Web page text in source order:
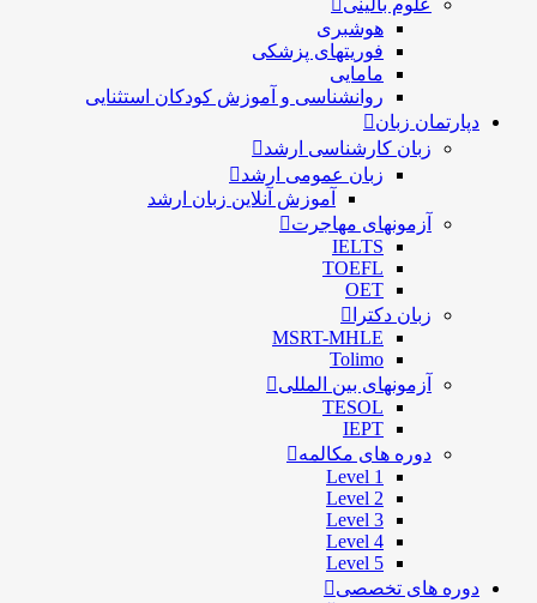
علوم بالینی
هوشبری
فوریتهای پزشکی
مامایی
روانشناسی و آموزش کودکان استثنایی
دپارتمان زبان
زبان کارشناسی ارشد
زبان عمومی ارشد
آموزش آنلاین زبان ارشد
آزمونهای مهاجرت
IELTS
TOEFL
OET
زبان دکترا
MSRT-MHLE
Tolimo
آزمونهای بین المللی
TESOL
IEPT
دوره های مکالمه
Level 1
Level 2
Level 3
Level 4
Level 5
دوره های تخصصی